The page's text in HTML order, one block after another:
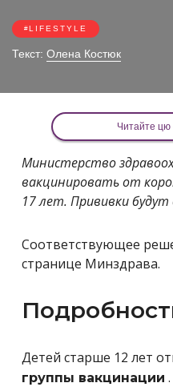
LIFESTYLE
Текст: Олена Костюк
Читайте цю
Министерство
вакцинировать от
17 лет. Прививки
Соответствующее
странице Минздрава.
Детей старше 12 лет
группы вакцинации